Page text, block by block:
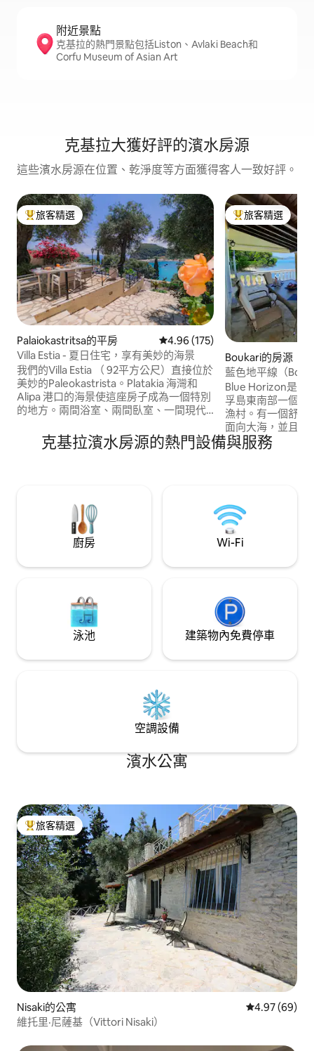
附近景點
克基拉的熱門景點包括Liston、Avlaki Beach和
Corfu Museum of Asian Art
克基拉大獲好評的濱水房源
這些濱水房源在位置、乾淨度等方面獲得客人一致好評。
旅客精選榜首
旅客精選
Palaiokastritsa的平房 從 175 則評價中獲得 4.96 的平
4.96 (175)
Villa Estia - 夏日住宅，享有美妙的海景
我們的Villa Estia （ 92平方公尺）直接位於
美妙的Paleokastrista。Platakia 海灣和
Alipa 港口的海景使這座房子成為一個特別
的地方。兩間浴室、兩間臥室、一間現代
爐的客廳和餐廳（均於2018年全新製
造），保證您住宿的最佳舒適度。此房源
旅客精選榜首
旅客精選
Boukari的房源
藍色地平線（
Blue Horizon是一
孚島東南部一個名
漁村。有一個舒適
面向大海，並且可
線。它有2間臥室
房區域、保存完
克基拉濱水房源的熱門設備與服務
廚房 Wi-Fi
泳池 建築物內免費停車
空調設備
濱水公寓
旅客精選榜首
旅客精選
Nisaki的公寓 從 69 則評價
4.97 (69)
維托里·尼薩基（Vittori Nisaki）